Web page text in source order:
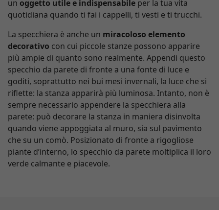
un oggetto utile e indispensabile per la tua vita
quotidiana quando ti fai i cappelli, ti vesti e ti trucchi.
La specchiera è anche un miracoloso elemento
decorativo con cui piccole stanze possono apparire
più ampie di quanto sono realmente. Appendi questo
specchio da parete di fronte a una fonte di luce e
goditi, soprattutto nei bui mesi invernali, la luce che si
riflette: la stanza apparirà più luminosa. Intanto, non è
sempre necessario appendere la specchiera alla
parete: può decorare la stanza in maniera disinvolta
quando viene appoggiata al muro, sia sul pavimento
che su un comò. Posizionato di fronte a rigogliose
piante d’interno, lo specchio da parete moltiplica il loro
verde calmante e piacevole.